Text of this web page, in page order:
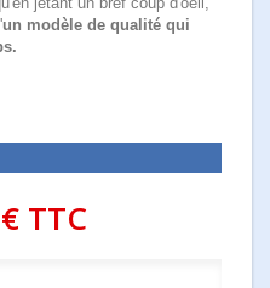
un modèle de qualité qui
TTC